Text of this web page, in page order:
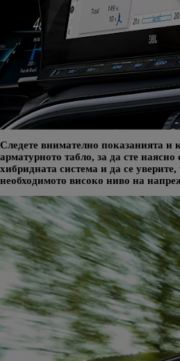
Следете внимателно показанията и
арматурното табло, за да сте наясно
хибридната система и да се
необходимото високо ниво на